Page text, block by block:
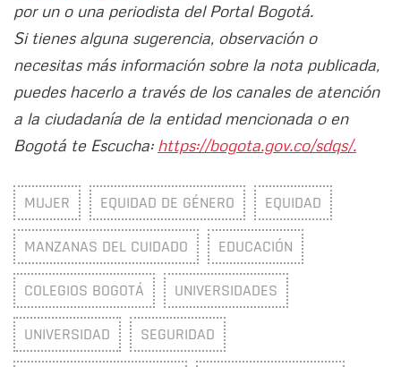
por un o una periodista del Portal Bogotá.
Si tienes alguna sugerencia, observación o
necesitas más información sobre la nota publicada,
puedes hacerlo a través de los canales de atención
a la ciudadanía de la entidad mencionada o en
Bogotá te Escucha: https://bogota.gov.co/sdqs/.
MUJER EQUIDAD DE GÉNERO EQUIDAD
MANZANAS DEL CUIDADO EDUCACIÓN
COLEGIOS BOGOTÁ UNIVERSIDADES
UNIVERSIDAD SEGURIDAD